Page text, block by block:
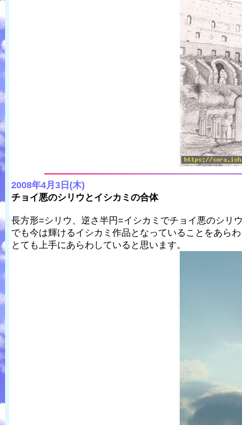
2008年4月3日(木)
チョイ悪のシリウとイシカミの合体
長方形=シリウ、逆さ半円=イシカミでチョイ悪のシリ
でも今は輝けるイシカミ作品となっていることをあらわ
とても上手にあらわしていると思います。